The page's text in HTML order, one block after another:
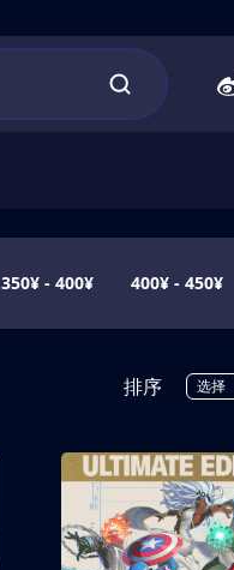
350¥ - 400¥ 400¥ - 450¥
排序 选择